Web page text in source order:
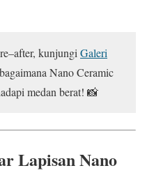
kunjungi Galeri
Nano Ceramic
medan berat! 📸
Lapisan Nano